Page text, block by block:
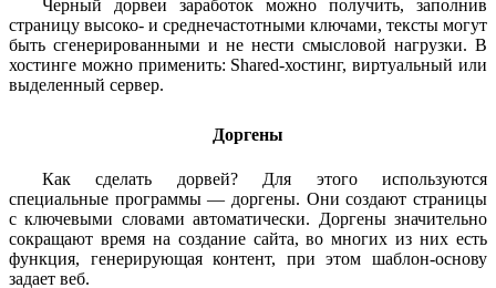
Черный дорвеи заработок можно получить, заполнив
страницу высоко- и среднечастотными ключами, тексты могут
быть сгенерированными и не нести смысловой нагрузки. В
хостинге можно применить: Shared-хостинг, виртуальный или
выделенный сервер.
Доргены
Как сделать дорвей? Для этого используются
специальные программы — доргены. Они создают страницы
с ключевыми словами автоматически. Доргены значительно
сокращают время на создание сайта, во многих из них есть
функция, генерирующая контент, при этом шаблон-основу
задает веб.